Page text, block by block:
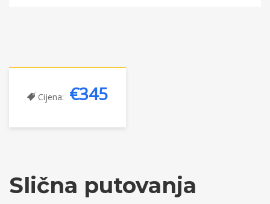
Cijena: €345
Slična putovanja